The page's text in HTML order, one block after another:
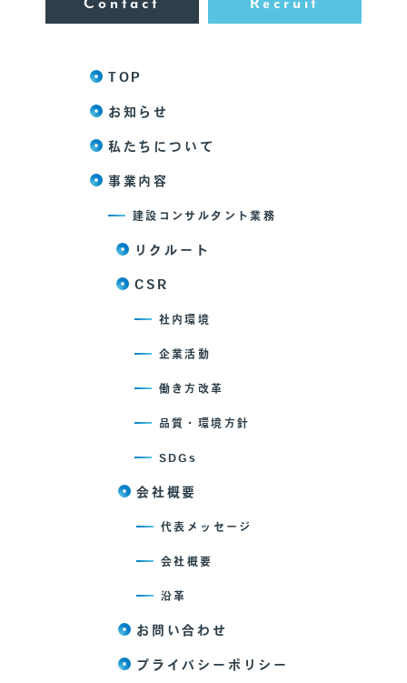
Contact Recruit
TOP
お知らせ
私たちについて
事業内容
建設コンサルタント業務
リクルート
CSR
社内環境
企業活動
働き方改革
品質・環境方針
SDGs
会社概要
代表メッセージ
会社概要
沿革
お問い合わせ
プライバシーポリシー